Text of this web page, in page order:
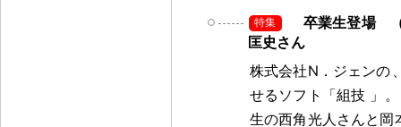
卒業生登場
匡史さん
株式会社N．ジェンの
せるソフト「組技 」 。
生の西角光人さんと岡